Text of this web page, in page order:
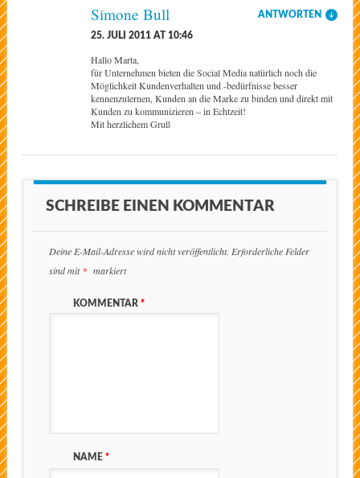
Simone Bull
25. JULI 2011 AT 10:46
ANTWORTEN
Hallo Marta,
für Unternehmen bieten die Social Media natürlich noch die
Möglichkeit Kundenverhalten und -bedürfnisse besser
kennenzulernen, Kunden an die Marke zu binden und direkt mit
Kunden zu kommunizieren – in Echtzeit!
Mit herzlichem Gruß
SCHREIBE EINEN KOMMENTAR
Deine E-Mail-Adresse wird nicht veröffentlicht. Erforderliche Felder
sind mit* markiert
KOMMENTAR *
NAME *